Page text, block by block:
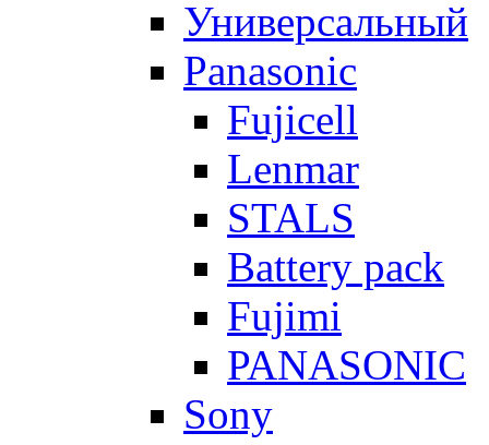
Универсальный
Panasonic
Fujicell
Lenmar
STALS
Battery pack
Fujimi
PANASONIC
Sony